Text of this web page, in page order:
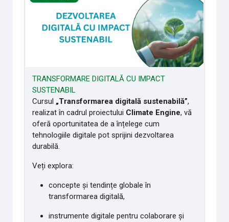
TRANSFORMARE DIGITALĂ CU IMPACT
SUSTENABIL
Cursul „Transformarea digitală sustenabilă”,
realizat în cadrul proiectului Climate Engine, vă
oferă oportunitatea de a înțelege cum
tehnologiile digitale pot sprijini dezvoltarea
durabilă.
Veți explora:
concepte și tendințe globale în
transformarea digitală,
instrumente digitale pentru colaborare și